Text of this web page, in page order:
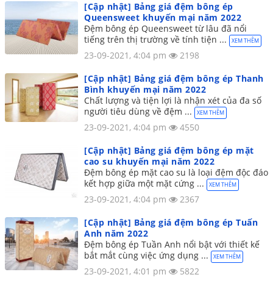
[Cập nhật] Bảng giá đệm bông ép
Queensweet khuyến mại năm 2022
Đệm bông ép Queensweet từ lâu đã nổi
tiếng trên thị trường về tính tiện ...
XEM THÊM
23-09-2021, 4:04 pm
2198
[Cập nhật] Bảng giá đệm bông ép Thanh
Bình khuyến mại năm 2022
Chất lượng và tiện lợi là nhận xét của đa số
người tiêu dùng về đệm ...
XEM THÊM
23-09-2021, 4:04 pm
4550
[Cập nhật] Bảng giá đệm bông ép mặt
cao su khuyến mại năm 2022
Đệm bông ép mặt cao su là loại đệm độc đáo
kết hợp giữa một mặt cứng ...
XEM THÊM
23-09-2021, 4:04 pm
2367
[Cập nhật] Bảng giá đệm bông ép Tuấn
Anh năm 2022
Đệm bông ép Tuần Anh nổi bật với thiết kế
bắt mắt cùng việc ứng dụng ...
XEM THÊM
23-09-2021, 4:01 pm
5822